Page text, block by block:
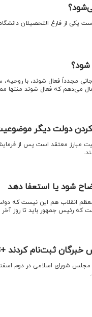
یکی از فارغ التحصیلان
شود؟
مجدداً فعال شوند، با روحیه،
می‌دهم که فعال شوند منتها
دولت دیگر
مبارز معتقد است پس از
شود یا استعفا دهد
انقلاب هم این نیست که
که رئیس جمهور باید تا روز آخر
ثبت‌نام کردند
مجلس شورای اسلامی در دوم